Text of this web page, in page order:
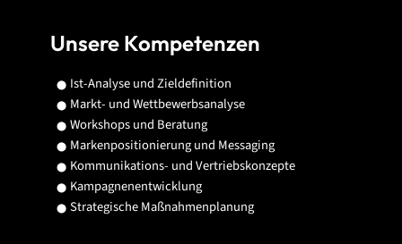
Unsere Kompetenzen
Ist-Analyse und Zieldefinition
Markt- und Wettbewerbsanalyse
Workshops und Beratung
Markenpositionierung und Messaging
Kommunikations- und Vertriebskonzepte
Kampagnenentwicklung
Strategische Maßnahmenplanung